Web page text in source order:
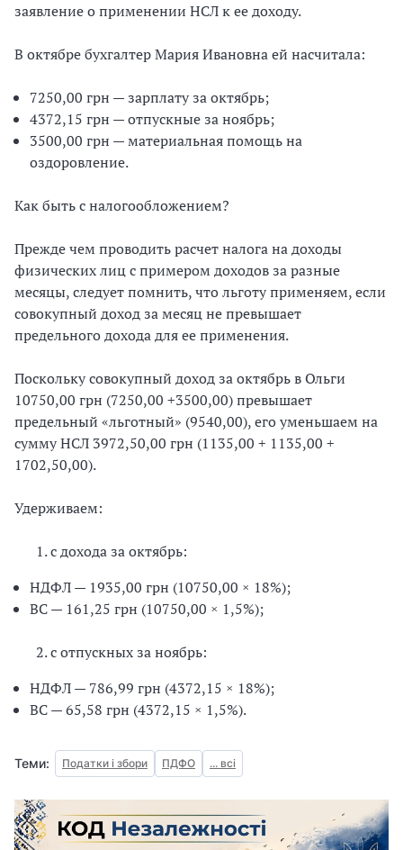
заявление о применении НСЛ к ее доходу.
В октябре бухгалтер Мария Ивановна ей насчитала:
7250,00 грн — зарплату за октябрь;
4372,15 грн — отпускные за ноябрь;
3500,00 грн — материальная помощь на
оздоровление.
Как быть с налогообложением?
Прежде чем проводить расчет налога на доходы
физических лиц с примером доходов за разные
месяцы, следует помнить, что льготу применяем, если
совокупный доход за месяц не превышает
предельного дохода для ее применения.
Поскольку совокупный доход за октябрь в Ольги
10750,00 грн (7250,00 +3500,00) превышает
предельный «льготный» (9540,00), его уменьшаем на
сумму НСЛ 3972,50,00 грн (1135,00 + 1135,00 +
1702,50,00).
Удерживаем:
с дохода за октябрь:
НДФЛ — 1935,00 грн (10750,00 × 18%);
ВС — 161,25 грн (10750,00 × 1,5%);
с отпускных за ноябрь:
НДФЛ — 786,99 грн (4372,15 × 18%);
ВС — 65,58 грн (4372,15 × 1,5%).
Теми: Податки і збори ПДФО ... всі